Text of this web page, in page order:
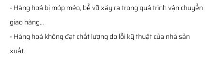
- Hàng hoá bị móp méo, bể vỡ xảy ra trong quá trình vận chuyển
giao hàng…
- Hàng hoá không đạt chất lượng do lỗi kỹ thuật của nhà sản
xuất.